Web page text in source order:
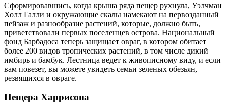
Сформировавшись, когда крыша ряда пещер рухнула, Уэлчман
Холл Галли и окружающие скалы намекают на первозданный
пейзаж и разнообразие растений, которые, должно быть,
приветствовали первых поселенцев острова. Национальный
фонд Барбадоса теперь защищает овраг, в котором обитает
более 200 видов тропических растений, в том числе дикий
имбирь и бамбук. Лестница ведет к живописному виду, и если
вам повезет, вы можете увидеть семьи зеленых обезьян,
резвящихся в овраге.
Пещера Харрисона